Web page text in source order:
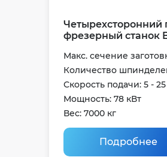
Четырехсторонний
фрезерный станок
Макс. сечение
Количество
Скорость подачи: 5 -
Мощность: 78 кВт
Вес: 7000 кг
Подробнее